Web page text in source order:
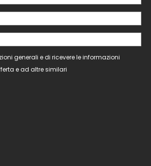
generali e di ricevere le informazioni
e ad altre similari